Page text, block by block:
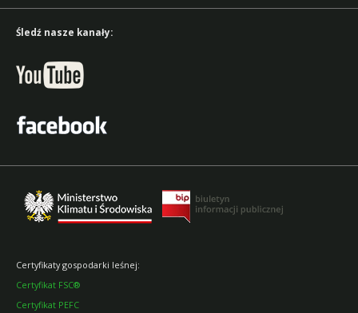
Śledź nasze kanały:
Certyfikaty gospodarki leśnej:
Certyfikat FSC®
Certyfikat PEFC